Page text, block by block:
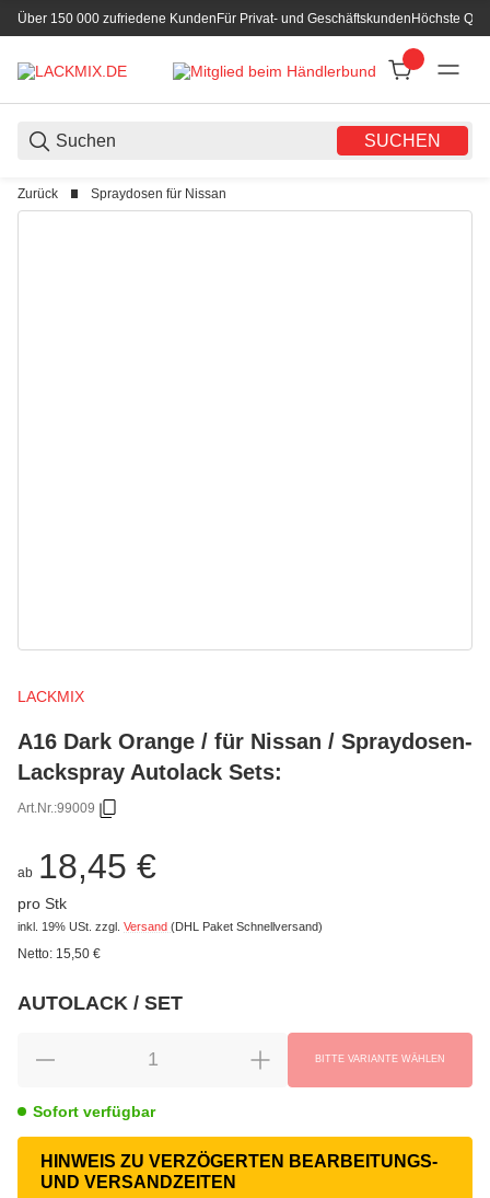
Über 150 000 zufriedene KundenFür Privat- und GeschäftskundenHöchste
SUCHEN
Zurück Spraydosen für Nissan
LACKMIX
A16 Dark Orange / für Nissan / Spraydosen-
Lackspray Autolack Sets:
Art.Nr.:99009
ab 18,45 €
pro Stk
inkl. 19% USt. zzgl. Versand (DHL Paket Schnellversand)
Netto: 15,50 €
AUTOLACK / SET
BITTE VARIANTE WÄHLEN
Sofort verfügbar
HINWEIS ZU VERZÖGERTEN BEARBEITUNGS-
UND VERSANDZEITEN